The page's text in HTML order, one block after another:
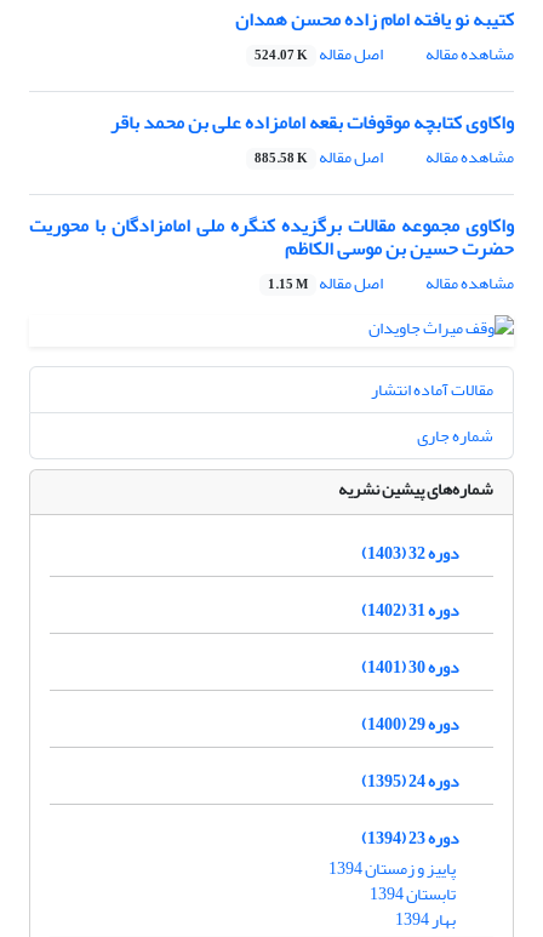
کتیبه نو یافته امام زاده محسن همدان
مشاهده مقاله اصل مقاله 524.07 K
واکاوی کتابچه موقوفات بقعه امامزاده علی بن محمد باقر
مشاهده مقاله اصل مقاله 885.58 K
واکاوی مجموعه مقالات برگزیده کنگره ملی امامزادگان با محوریت
حضرت حسین بن موسی الکاظم
مشاهده مقاله اصل مقاله 1.15 M
مقالات آماده انتشار
شماره جاری
شماره‌های پیشین نشریه
دوره 32 (1403)
دوره 31 (1402)
دوره 30 (1401)
دوره 29 (1400)
دوره 24 (1395)
دوره 23 (1394)
پاییز و زمستان 1394
تابستان 1394
بهار 1394